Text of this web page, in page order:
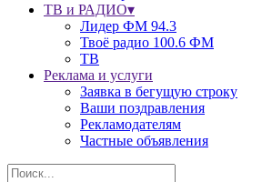
ТВ и РАДИО▾
Лидер ФМ 94.3
Твоё радио 100.6 ФМ
ТВ
Реклама и услуги
Заявка в бегущую строку
Ваши поздравления
Рекламодателям
Частные объявления